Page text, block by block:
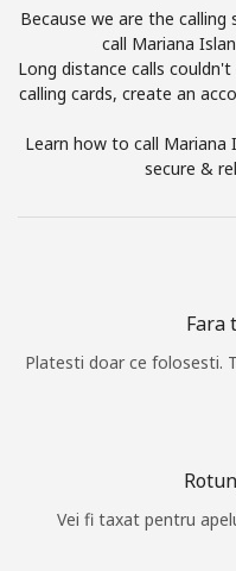
email.
Prin deschiderea unui
urmatoriiTermeni.
Because we are the
call Mariana
Long distance calls
calling cards, create an
Learn how to call Mariana
secure &
Fara
Platesti doar ce folosesti.
Vei fi taxat pentru